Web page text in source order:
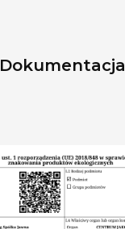
Dokumentacja